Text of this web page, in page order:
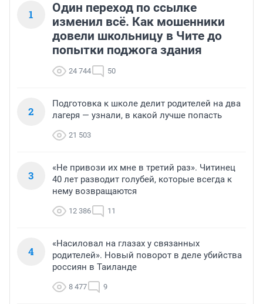
1
Один переход по ссылке
изменил всё. Как мошенники
довели школьницу в Чите до
попытки поджога здания
24 744 50
2
Подготовка к школе делит родителей на два
лагеря — узнали, в какой лучше попасть
21 503
3
«Не привози их мне в третий раз». Читинец
40 лет разводит голубей, которые всегда к
нему возвращаются
12 386 11
4
«Насиловал на глазах у связанных
родителей». Новый поворот в деле убийства
россиян в Таиланде
8 477 9